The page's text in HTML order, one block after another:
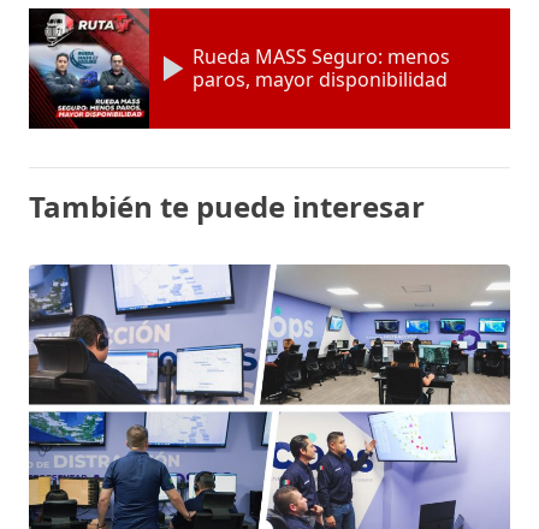
Rueda MASS Seguro: menos
paros, mayor disponibilidad
También te puede interesar